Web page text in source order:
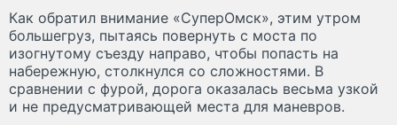
Как обратил внимание «СуперОмск», этим утром
большегруз, пытаясь повернуть с моста по
изогнутому съезду направо, чтобы попасть на
набережную, столкнулся со сложностями. В
сравнении с фурой, дорога оказалась весьма узкой
и не предусматривающей места для маневров.